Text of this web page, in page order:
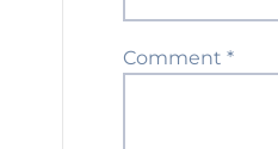
Comment *